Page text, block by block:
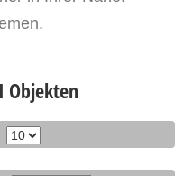
Objekten